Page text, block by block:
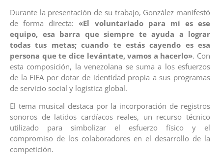
Durante la presentación de su trabajo, González manifestó
de forma directa:«El voluntariado para mí es ese
equipo, esa barra que siempre te ayuda a lograr
todas tus metas; cuando te estás cayendo es esa
persona que te dice levántate, vamos a hacerlo». Con
esta composición, la venezolana se suma a los esfuerzos
de la FIFA por dotar de identidad propia a sus programas
de servicio social y logística global.
El tema musical destaca por la incorporación de registros
sonoros de latidos cardíacos reales, un recurso técnico
utilizado para simbolizar el esfuerzo físico y el
compromiso de los colaboradores en el desarrollo de la
competición.